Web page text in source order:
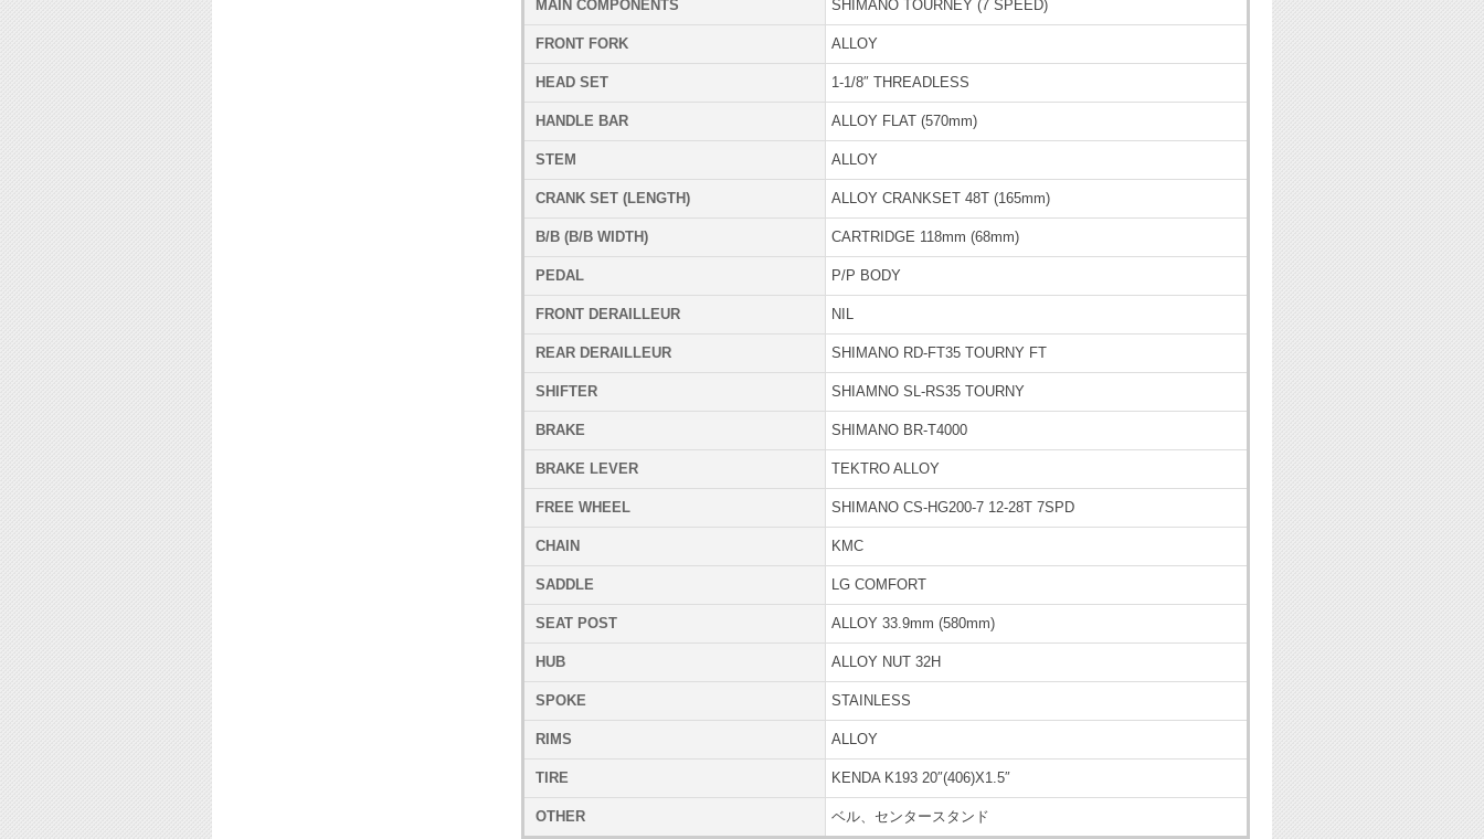
MAIN COMPONENTS SHIMANO TOURNEY (7 SPEED)
FRONT FORK ALLOY
HEAD SET 1-1/8″ THREADLESS
HANDLE BAR ALLOY FLAT (570mm)
STEM ALLOY
CRANK SET (LENGTH) ALLOY CRANKSET 48T (165mm)
B/B (B/B WIDTH) CARTRIDGE 118mm (68mm)
PEDAL P/P BODY
FRONT DERAILLEUR NIL
REAR DERAILLEUR SHIMANO RD-FT35 TOURNY FT
SHIFTER SHIAMNO SL-RS35 TOURNY
BRAKE SHIMANO BR-T4000
BRAKE LEVER TEKTRO ALLOY
FREE WHEEL SHIMANO CS-HG200-7 12-28T 7SPD
CHAIN KMC
SADDLE LG COMFORT
SEAT POST ALLOY 33.9mm (580mm)
HUB ALLOY NUT 32H
SPOKE STAINLESS
RIMS ALLOY
TIRE KENDA K193 20″(406)X1.5″
OTHER ベル、センタースタンド